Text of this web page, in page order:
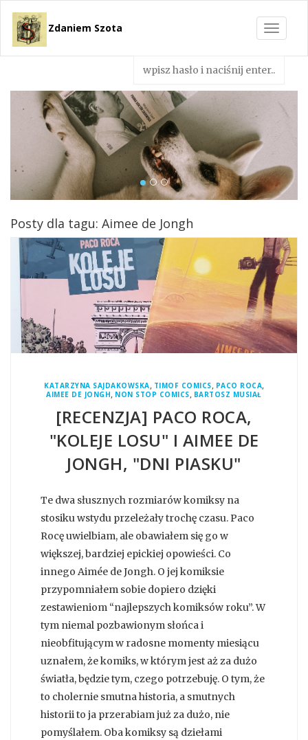
Toggle
Zdaniem Szota
Posty dla tagu: Aimee de Jongh
KATARZYNA SAJDAKOWSKA, TIMOF COMICS, PACO ROCA,
AIMEE DE JONGH, NON STOP COMICS, BARTOSZ MUSIAŁ
[RECENZJA] PACO ROCA,
"KOLEJE LOSU" I AIMEE DE
JONGH, "DNI PIASKU"
Te dwa słusznych rozmiarów komiksy na
stosiku wstydu przeleżały trochę czasu. Paco
Rocę uwielbiam, ale obawiałem się go w
większej, bardziej epickiej opowieści. Co
innego Aimée de Jongh. O jej komiksie
przypomniałem sobie dopiero dzięki
zestawieniom “najlepszych komiksów roku”. W
tym niemal pozbawionym słońca i
nieobfitującym w radosne momenty miesiącu
uznałem, że komiks, w którym jest aż za dużo
światła, będzie tym, czego potrzebuję. O tym, że
to cholernie smutna historia, a smutnych
historii to ja przerabiam już za dużo, nie
pomyślałem. Oba komiksy są dziełami